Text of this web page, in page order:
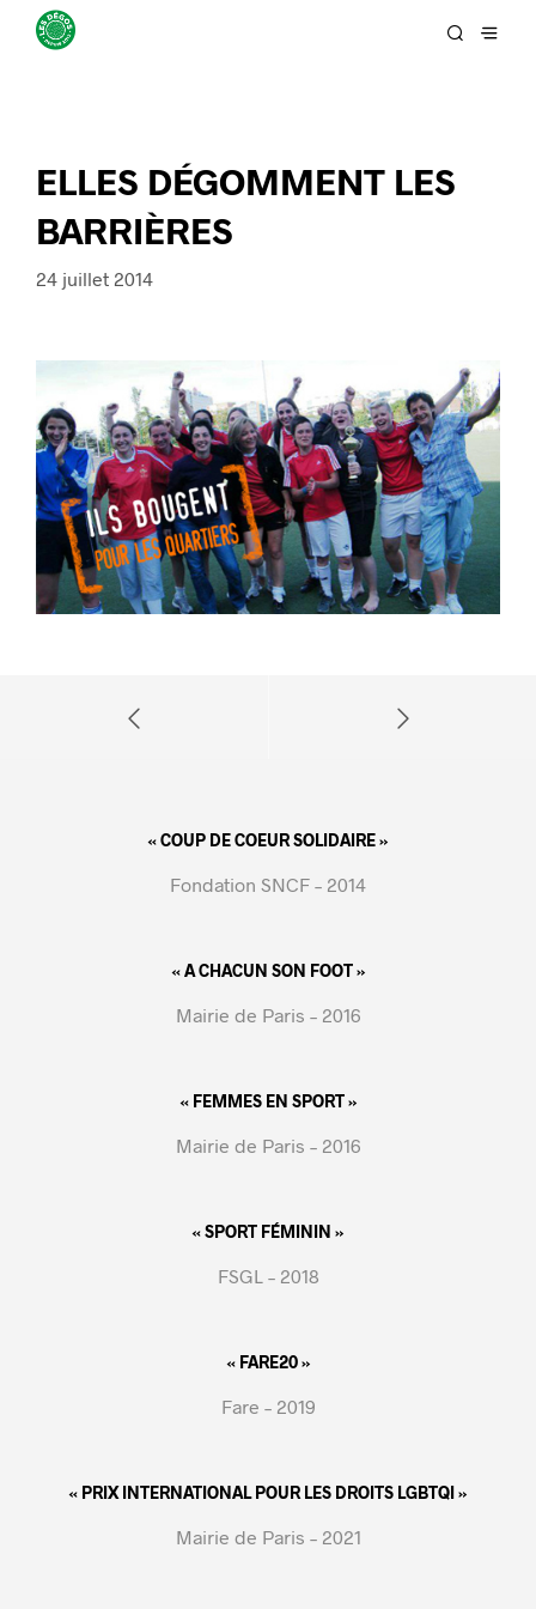
ELLES DÉGOMMENT LES
BARRIÈRES
24 juillet 2014
« COUP DE COEUR SOLIDAIRE »
Fondation SNCF – 2014
« A CHACUN SON FOOT »
Mairie de Paris – 2016
« FEMMES EN SPORT »
Mairie de Paris – 2016
« SPORT FÉMININ »
FSGL – 2018
« FARE20 »
Fare – 2019
« PRIX INTERNATIONAL POUR LES DROITS LGBTQI »
Mairie de Paris – 2021